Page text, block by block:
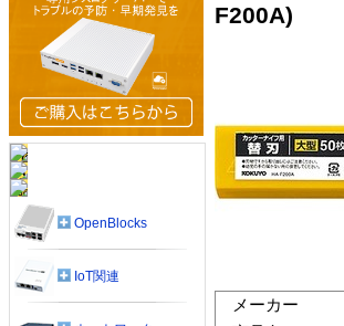
F200A)
メーカー
OpenBlocks
IoT関連